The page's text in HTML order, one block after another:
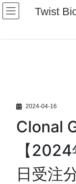
コ
ン
ナ
ビ
Twist
2024-04-16
Clonal
【
日受注